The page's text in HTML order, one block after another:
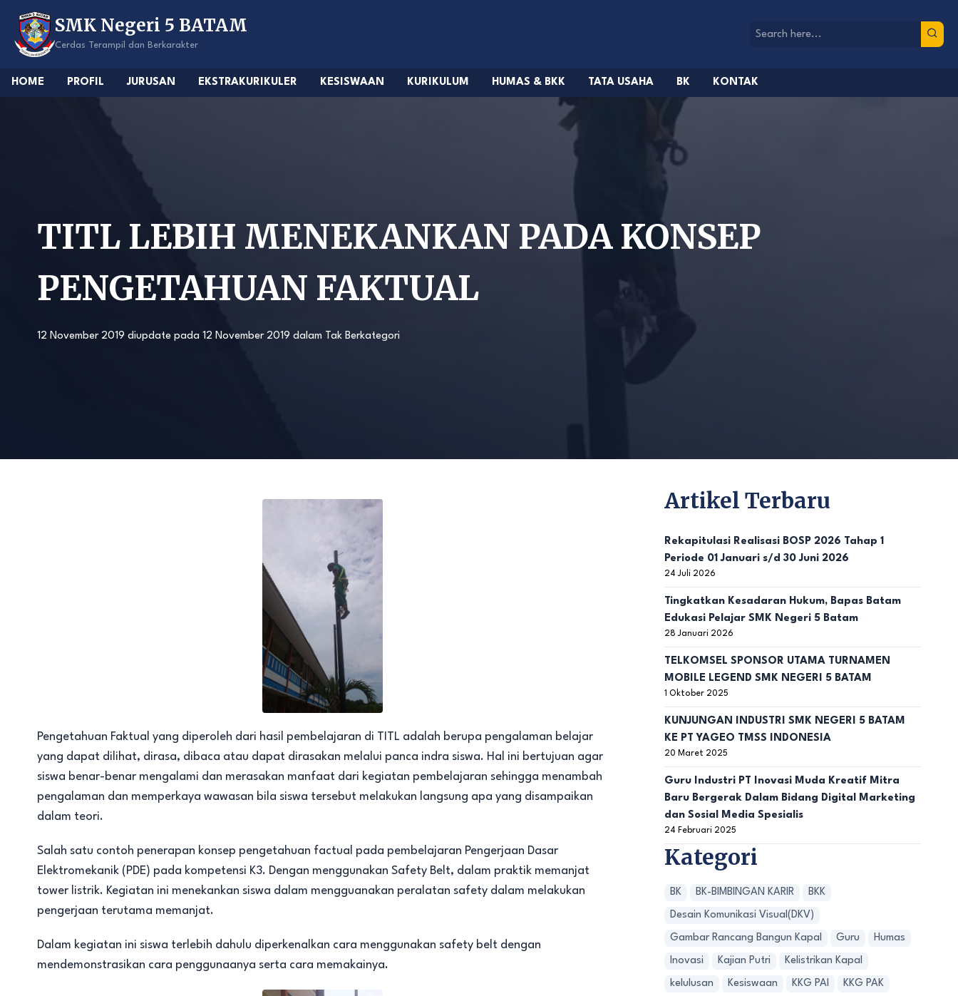
content
SMK Negeri 5 BATAM
Cerdas Terampil dan Berkarakter
HOME PROFIL JURUSAN EKSTRAKURIKULER KESISWAAN KURIKULUM HUMAS & BKK TATA USAHA BK KONTAK
TITL LEBIH MENEKANKAN PADA KONSEP
PENGETAHUAN FAKTUAL
12 November 2019 diupdate pada 12 November 2019 dalam Tak Berkategori
Pengetahuan Faktual yang diperoleh dari hasil pembelajaran di TITL adalah berupa pengalaman belajar
yang dapat dilihat, dirasa, dibaca atau dapat dirasakan melalui panca indra siswa. Hal ini bertujuan agar
siswa benar-benar mengalami dan merasakan manfaat dari kegiatan pembelajaran sehingga menambah
pengalaman dan memperkaya wawasan bila siswa tersebut melakukan langsung apa yang disampaikan
dalam teori.
Salah satu contoh penerapan konsep pengetahuan factual pada pembelajaran Pengerjaan Dasar
Elektromekanik (PDE) pada kompetensi K3. Dengan menggunakan Safety Belt, dalam praktik memanjat
tower listrik. Kegiatan ini menekankan siswa dalam mengguanakan peralatan safety dalam melakukan
pengerjaan terutama memanjat.
Dalam kegiatan ini siswa terlebih dahulu diperkenalkan cara menggunakan safety belt dengan
mendemonstrasikan cara penggunaanya serta cara memakainya.
Artikel Terbaru
Rekapitulasi Realisasi BOSP 2026 Tahap 1
Periode 01 Januari s/d 30 Juni 2026
24 Juli 2026
Tingkatkan Kesadaran Hukum, Bapas Batam
Edukasi Pelajar SMK Negeri 5 Batam
28 Januari 2026
TELKOMSEL SPONSOR UTAMA TURNAMEN
MOBILE LEGEND SMK NEGERI 5 BATAM
1 Oktober 2025
KUNJUNGAN INDUSTRI SMK NEGERI 5 BATAM
KE PT YAGEO TMSS INDONESIA
20 Maret 2025
Guru Industri PT Inovasi Muda Kreatif Mitra
Baru Bergerak Dalam Bidang Digital Marketing
dan Sosial Media Spesialis
24 Februari 2025
Kategori
BK BK-BIMBINGAN KARIR BKK
Desain Komunikasi Visual(DKV)
Gambar Rancang Bangun Kapal Guru Humas
Inovasi Kajian Putri Kelistrikan Kapal
kelulusan Kesiswaan KKG PAI KKG PAK